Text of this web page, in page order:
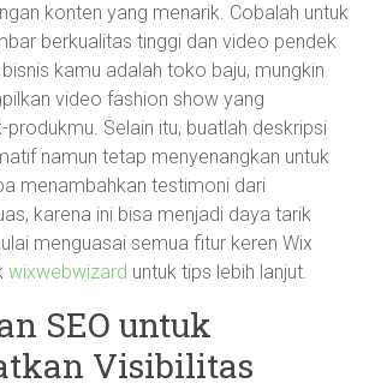
konten yang menarik. Cobalah untuk
berkualitas tinggi dan video pendek
kamu adalah toko baju, mungkin
video fashion show yang
Selain itu, buatlah deskripsi
namun tetap menyenangkan untuk
menambahkan testimoni dari
karena ini bisa menjadi daya tarik
menguasai semua fitur keren Wix
wixwebwizard untuk tips lebih lanjut.
SEO untuk
Visibilitas